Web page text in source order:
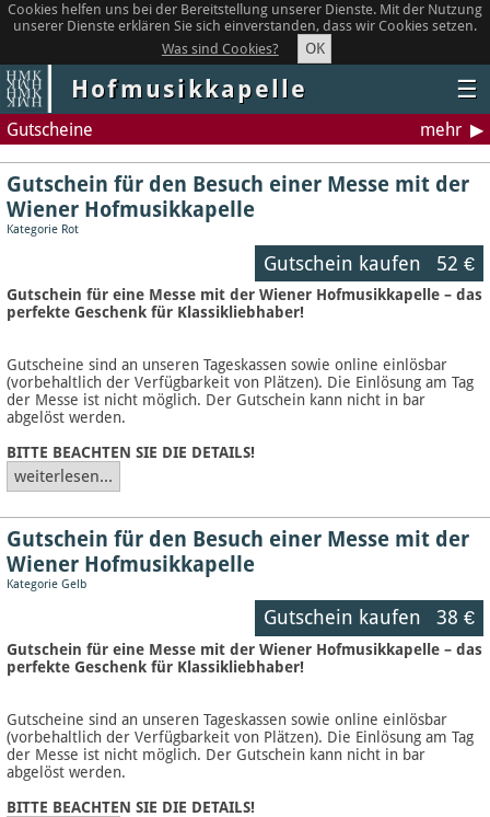
Cookies helfen uns bei der Bereitstellung unserer Dienste. Mit der Nutzung
unserer Dienste erklären Sie sich einverstanden, dass wir Cookies setzen.
Was sind Cookies?
OK
Hofmusikkapelle ☰
Gutscheine mehr
Gutschein für den Besuch einer Messe mit der
Wiener Hofmusikkapelle
Kategorie Rot
Gutschein kaufen 52 €
Gutschein für eine Messe mit der Wiener Hofmusikkapelle – das
perfekte Geschenk für Klassikliebhaber!
Gutscheine sind an unseren Tageskassen sowie online einlösbar
(vorbehaltlich der Verfügbarkeit von Plätzen). Die Einlösung am Tag
der Messe ist nicht möglich. Der Gutschein kann nicht in bar
abgelöst werden.
BITTE BEACHTEN SIE DIE DETAILS!
weiterlesen...
Gutschein für den Besuch einer Messe mit der
Wiener Hofmusikkapelle
Kategorie Gelb
Gutschein kaufen 38 €
Gutschein für eine Messe mit der Wiener Hofmusikkapelle – das
perfekte Geschenk für Klassikliebhaber!
Gutscheine sind an unseren Tageskassen sowie online einlösbar
(vorbehaltlich der Verfügbarkeit von Plätzen). Die Einlösung am Tag
der Messe ist nicht möglich. Der Gutschein kann nicht in bar
abgelöst werden.
BITTE BEACHTEN SIE DIE DETAILS!